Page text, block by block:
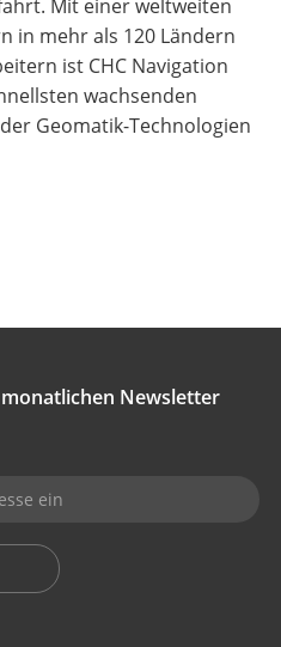
Mit einer weltweiten
in mehr als 120 Ländern
ist CHC Navigation
wachsenden
Geomatik-Technologien
Newsletter